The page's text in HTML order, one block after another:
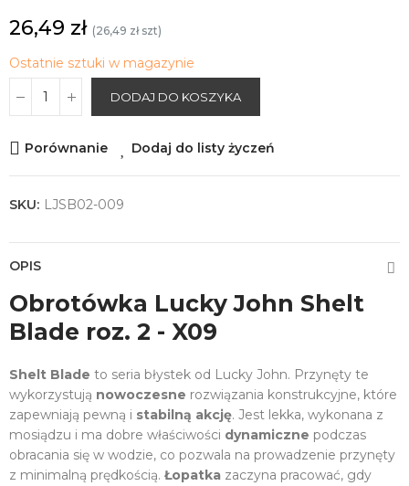
26,49 zł (26,49 zł szt)
Ostatnie sztuki w magazynie
DODAJ DO KOSZYKA
Porównanie Dodaj do listy życzeń
SKU: LJSB02-009
OPIS
Obrotówka Lucky John Shelt
Blade roz. 2 - X09
Shelt Blade to seria błystek od Lucky John. Przynęty te
wykorzystują nowoczesne rozwiązania konstrukcyjne, które
zapewniają pewną i stabilną akcję. Jest lekka, wykonana z
mosiądzu i ma dobre właściwości dynamiczne podczas
obracania się w wodzie, co pozwala na prowadzenie przynęty
z minimalną prędkością. Łopatka zaczyna pracować, gdy